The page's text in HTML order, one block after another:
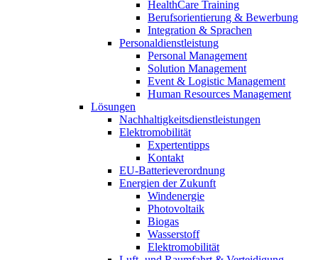
HealthCare Training
Berufsorientierung & Bewerbung
Integration & Sprachen
Personaldienstleistung
Personal Management
Solution Management
Event & Logistic Management
Human Resources Management
Lösungen
Nachhaltigkeitsdienstleistungen
Elektromobilität
Expertentipps
Kontakt
EU-Batterieverordnung
Energien der Zukunft
Windenergie
Photovoltaik
Biogas
Wasserstoff
Elektromobilität